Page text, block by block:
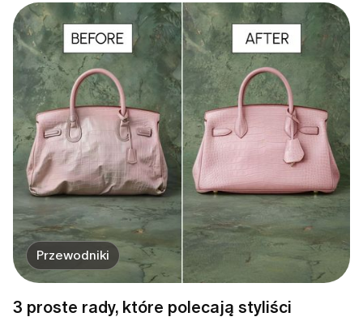
Przewodniki
3 proste rady, które polecają styliści